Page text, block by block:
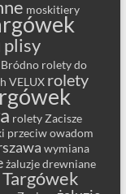
moskitiery
plisy
rolety do
VELUX rolety
rolety Zacisze
przeciw owadom
wymiana
żaluzje drewniane